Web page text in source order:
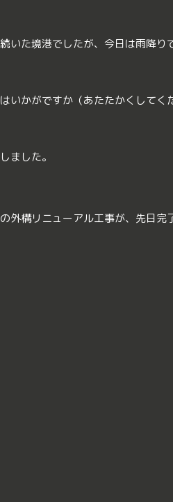
いた境港でしたが、今日は雨降り
いかがですか（あたたかくしてく
ました。
外構リニューアル工事が、先日完